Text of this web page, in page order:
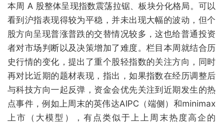
本周 A 股整体呈现指数震荡拉锯、板块分化格局。可以
看到沪指表现得较为平稳，并未出现大幅的波动，但个
股方向呈现普涨普跌的交替情况较多，这也给普通投资
者对市场判断以及决策增加了难度。栏目本周就结合历
史行情的变化，提出了重个股轻指数的关注方向，同时
再对比近期的题材表现，指出，如果指数在经历调整后
与科技方向一起反弹，资金会优先关注到近期发生的热
点事件，例如上周末的英伟达AIPC（端侧）和minimax
上市（大模型），有点类似于上上周末热度高企的